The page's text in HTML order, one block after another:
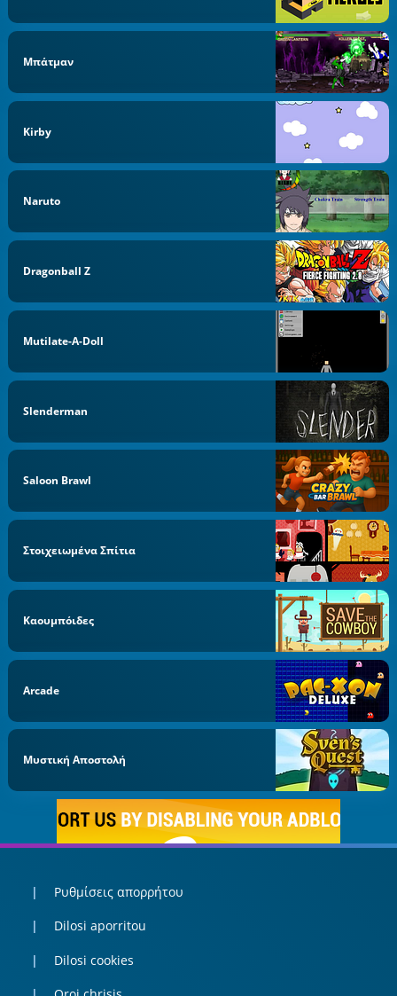
Μπάτμαν
Kirby
Naruto
Dragonball Z
Mutilate-A-Doll
Slenderman
Saloon Brawl
Στοιχειωμένα Σπίτια
Καουμπόιδες
Arcade
Μυστική Αποστολή
Ρυθμίσεις απορρήτου
Dilosi aporritou
Dilosi cookies